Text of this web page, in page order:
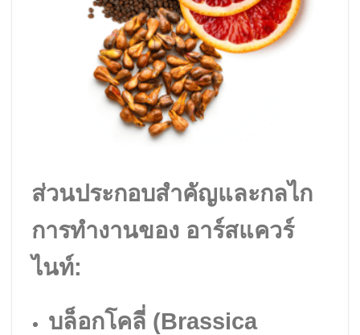
ส่วนประกอบสำคัญและกลไก
การทำงานของ อาร์สแควร์
ไนท์:
บล็อกโคลี่ (Brassica